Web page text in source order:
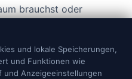
brauchst oder
kann bei einer
sein, wenn du von SUV,
und erst im Alltag
und lokale Speicherungen,
und Funktionen wie
und Anzeigeeinstellungen